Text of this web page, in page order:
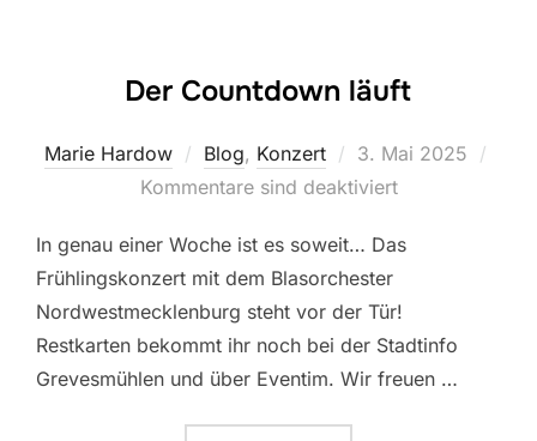
Der Countdown läuft
Marie Hardow Blog, Konzert
Veröffentlicht
am
3. Mai 2025
Kommentare sind deaktiviert
In genau einer Woche ist es soweit… Das
Frühlingskonzert mit dem Blasorchester
Nordwestmecklenburg steht vor der Tür!
Restkarten bekommt ihr noch bei der Stadtinfo
Grevesmühlen und über Eventim. Wir freuen …